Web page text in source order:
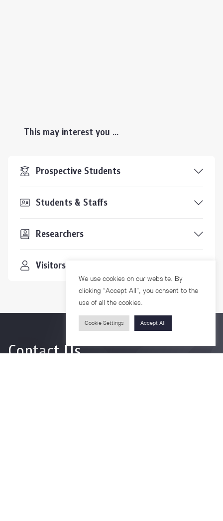
This may interest you ...
Prospective Students
Students & Staffs
Researchers
Visitors
Contact Us
We use cookies on our website. By
clicking “Accept All”, you consent to the
use of all the cookies.
Cookie Settings Accept All